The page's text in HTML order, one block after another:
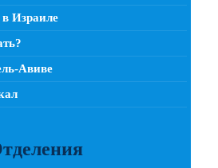
Израиле
Авиве